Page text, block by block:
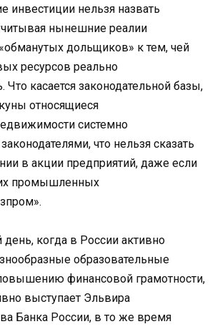
инвестиции нельзя назвать
нынешние реалии
дольщиков» к тем, чей
ресурсов реально
Что касается законодательной базы,
относящиеся
системно
что нельзя сказать
в акции предприятий, даже если
промышленных
день, когда в России активно
образовательные
финансовой грамотности,
выступает Эльвира
Банка России, в то же время